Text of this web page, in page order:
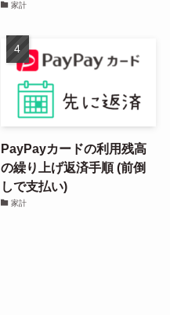
家計
PayPayカードの利用残高
の繰り上げ返済手順 (前倒
しで支払い)
家計